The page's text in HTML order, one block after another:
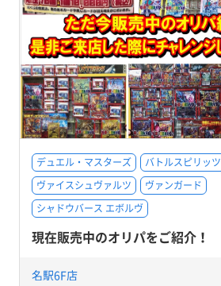
デュエル・マスターズ
バトルスピリッツ
ヴァイスシュヴァルツ
ヴァンガード
シャドウバース エボルヴ
現在販売中のオリパをご紹介！
名駅6F店